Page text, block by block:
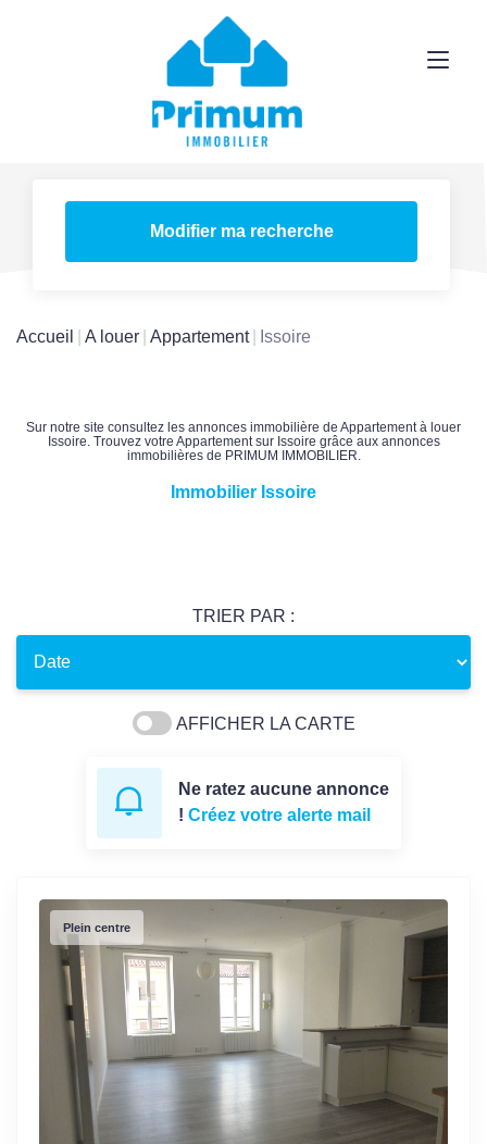
Modifier ma recherche
Accueil A louer Appartement Issoire
Sur notre site consultez les annonces immobilière de Appartement à louer
Issoire. Trouvez votre Appartement sur Issoire grâce aux annonces
immobilières de PRIMUM IMMOBILIER.
Immobilier Issoire
TRIER PAR :
AFFICHER LA CARTE
Ne ratez aucune annonce
! Créez votre alerte mail
Plein centre